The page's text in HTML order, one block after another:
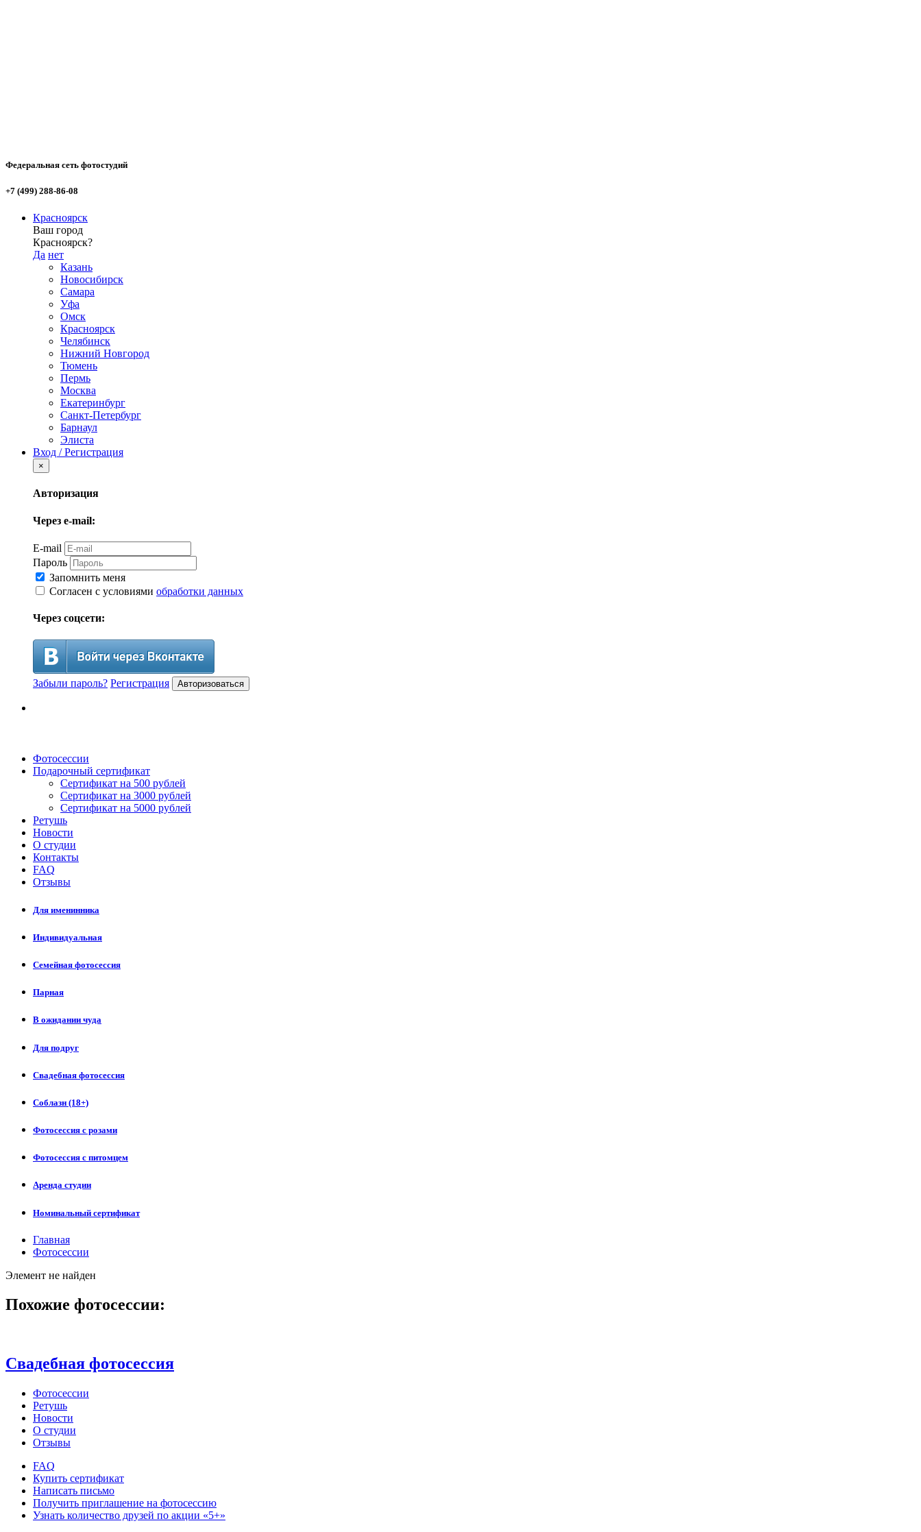
Федеральная сеть фотостудий
+7 (499) 288-86-08
Красноярск
Ваш город
Красноярск?
Да нет
Казань
Новосибирск
Самара
Уфа
Омск
Красноярск
Челябинск
Нижний Новгород
Тюмень
Пермь
Москва
Екатеринбург
Санкт-Петербург
Барнаул
Элиста
Вход / Регистрация
×
Авторизация
Через e-mail:
E-mail
Пароль
Запомнить меня
Согласен с условиями обработки данных
Через соцсети:
Забыли пароль? Регистрация Авторизоваться
Фотосессии
Подарочный сертификат
Сертификат на 500 рублей
Сертификат на 3000 рублей
Сертификат на 5000 рублей
Ретушь
Новости
О студии
Контакты
FAQ
Отзывы
Для именинника
Индивидуальная
Семейная фотосессия
Парная
В ожидании чуда
Для подруг
Свадебная фотосессия
Соблазн (18+)
Фотосессия с розами
Фотосессия с питомцем
Аренда студии
Номинальный сертификат
Главная
Фотосессии
Элемент не найден
Похожие фотосессии:
Свадебная фотосессия
Фотосессии
Ретушь
Новости
О студии
Отзывы
FAQ
Купить сертификат
Написать письмо
Получить приглашение на фотосессию
Узнать количество друзей по акции «5+»